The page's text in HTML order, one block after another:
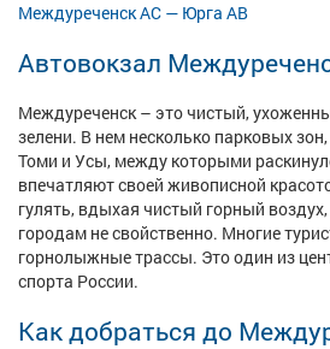
Междуреченск АС — Юрга АВ
Автовокзал
Междуреченск – это чистый,
зелени. В нем несколько парковых
Томи и Усы, между которыми
впечатляют своей живописной
гулять, вдыхая чистый горный
городам не свойственно. Многие
горнолыжные трассы. Это один из
спорта России.
Как добраться до